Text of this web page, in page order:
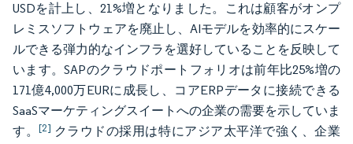
USDを計上し、21%増となりました。これは顧客がオンプ
レミスソフトウェアを廃止し、AIモデルを効率的にスケー
ルできる弾力的なインフラを選好していることを反映して
います。SAPのクラウドポートフォリオは前年比25%増の
171億4,000万EURに成長し、コアERPデータに接続できる
SaaSマーケティングスイートへの企業の需要を示していま
す。[2] クラウドの採用は特にアジア太平洋で強く、企業